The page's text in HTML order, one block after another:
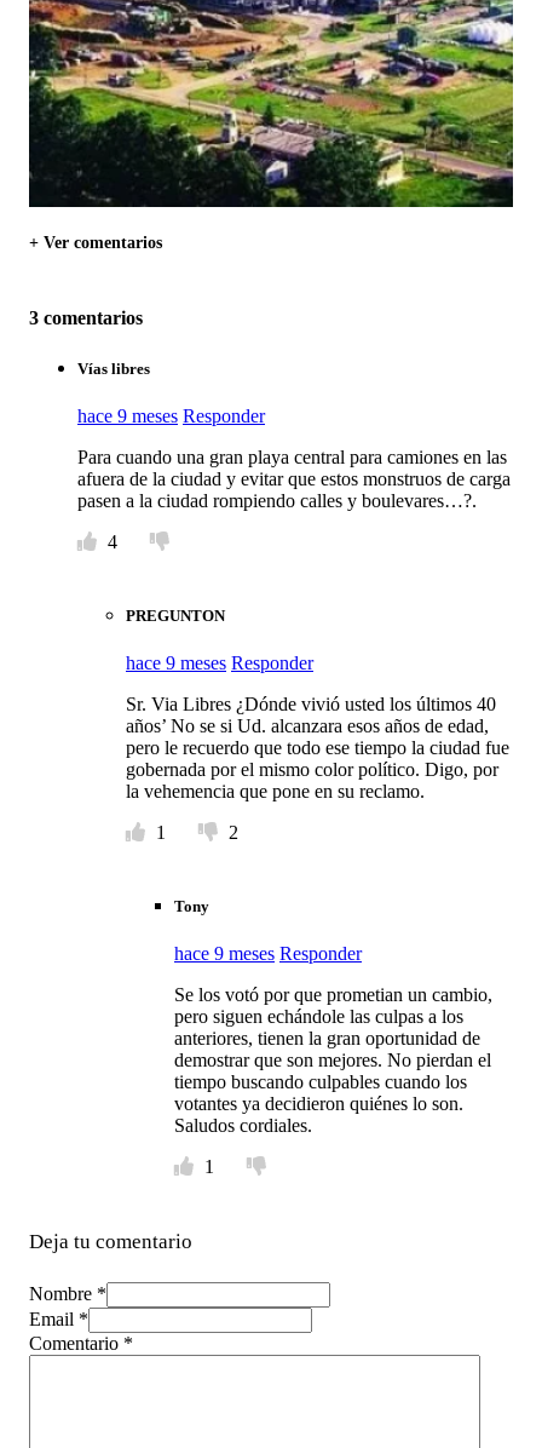
+ Ver comentarios
3 comentarios
Vías libres
hace 9 meses Responder
Para cuando una gran playa central para camiones en las
afuera de la ciudad y evitar que estos monstruos de carga
pasen a la ciudad rompiendo calles y boulevares…?.
4
PREGUNTON
hace 9 meses Responder
Sr. Via Libres ¿Dónde vivió usted los últimos 40
años’ No se si Ud. alcanzara esos años de edad,
pero le recuerdo que todo ese tiempo la ciudad fue
gobernada por el mismo color político. Digo, por
la vehemencia que pone en su reclamo.
1
2
Tony
hace 9 meses Responder
Se los votó por que prometian un cambio,
pero siguen echándole las culpas a los
anteriores, tienen la gran oportunidad de
demostrar que son mejores. No pierdan el
tiempo buscando culpables cuando los
votantes ya decidieron quiénes lo son.
Saludos cordiales.
1
Deja tu comentario
Nombre *
Email *
Comentario *